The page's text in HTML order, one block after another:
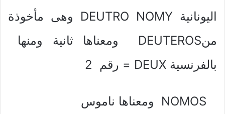
اليونانية DEUTRO NOMY وهى مأخوذة
منDEUTEROS ومعناها ثانية ومنها
بالفرنسية DEUX = رقم 2